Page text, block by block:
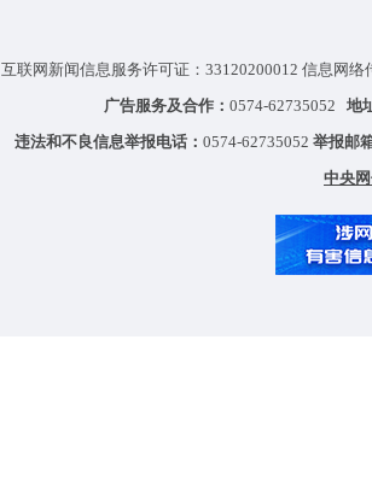
互联网新闻信息服务许可证：33120200012 信息网
广告服务及合作： 0574-62735052 地
违法和不良信息举报电话： 0574-62735052 举报邮
中央